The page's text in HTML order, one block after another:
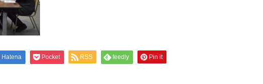
Hatena Pocket RSS feedly Pin it